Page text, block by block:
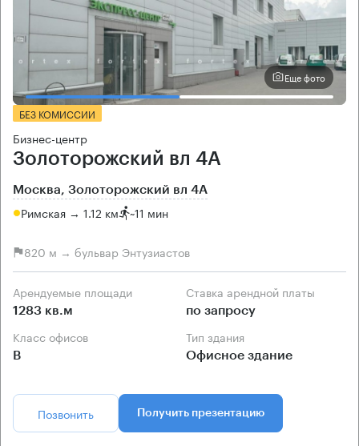
Еще фото
БЕЗ КОМИССИИ
Бизнес-центр
Золоторожский вл 4А
Москва, Золоторожский вл 4А
Римская → 1.12 км ~11 мин
820 м → бульвар Энтузиастов
Арендуемые площади
1283 кв.м
Ставка арендной платы
по запросу
Класс офисов
B
Тип здания
Офисное здание
Позвонить Получить презентацию